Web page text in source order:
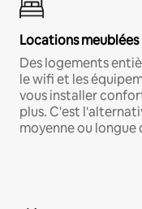
Locations meublées
Des logements
le wifi et les
vous installer
plus. C'est
moyenne ou longue